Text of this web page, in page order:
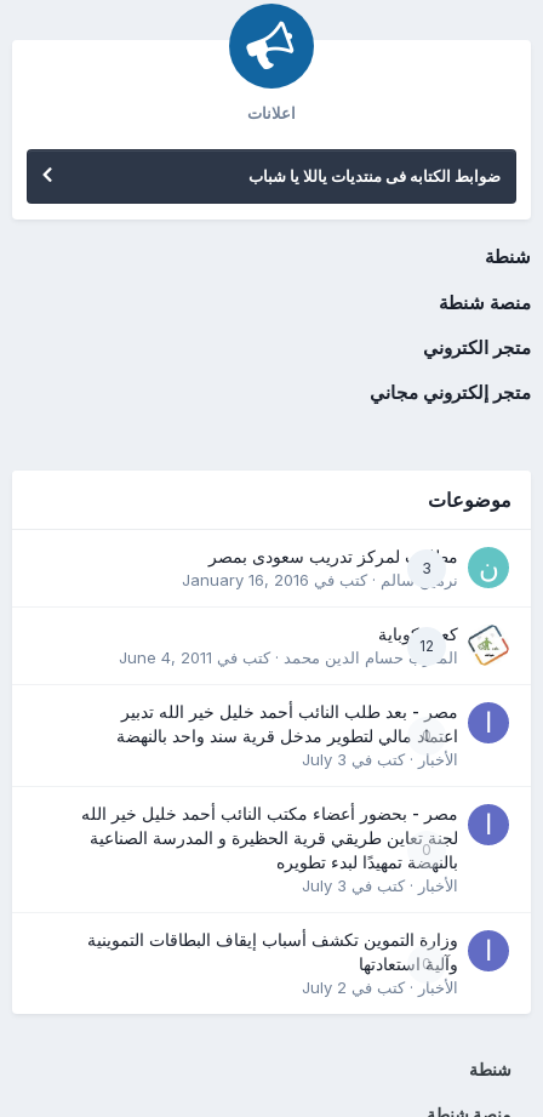
اعلانات
ضوابط الكتابه فى منتديات ياللا يا شباب
شنطة
منصة شنطة
متجر الكتروني
متجر إلكتروني مجاني
موضوعات
3
مطلوب لمركز تدريب سعودى بمصر
نرمين سالم· كتب في January 16, 2016
12
كعب كوباية
المدرب حسام الدين محمد· كتب في June 4, 2011
0
مصر - بعد طلب النائب أحمد خليل خير الله تدبير
اعتماد مالي لتطوير مدخل قرية سند واحد بالنهضة
الأخبار· كتب في July 3
0
مصر - بحضور أعضاء مكتب النائب أحمد خليل خير الله
لجنة تعاين طريقي قرية الحظيرة و المدرسة الصناعية
بالنهضة تمهيدًا لبدء تطويره
الأخبار· كتب في July 3
0
وزارة التموين تكشف أسباب إيقاف البطاقات التموينية
وآلية استعادتها
الأخبار· كتب في July 2
شنطة